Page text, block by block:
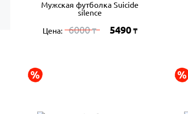
Мужская футболка Suicide
silence
Цена: 6000₸ 5490 ₸